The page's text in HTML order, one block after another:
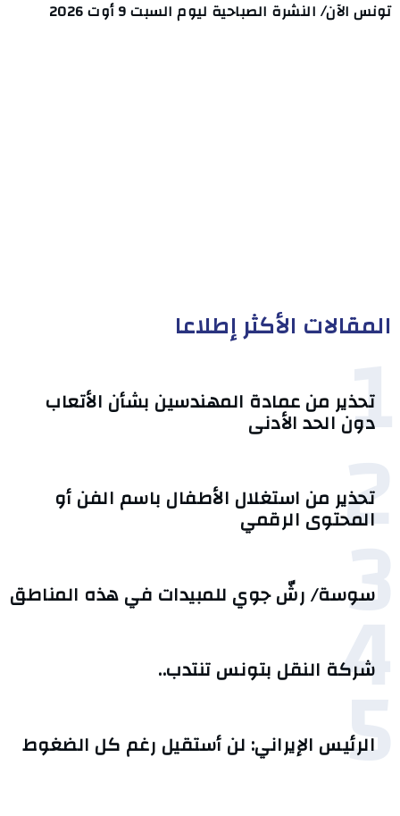
تونس الآن/ النشرة الصباحية ليوم السبت 9 أوت 2026
المقالات الأكثر إطلاعا
1
تحذير من عمادة المهندسين بشأن الأتعاب
دون الحد الأدنى
2
تحذير من استغلال الأطفال باسم الفن أو
المحتوى الرقمي
3
سوسة/ رشّ جوي للمبيدات في هذه المناطق
4
شركة النقل بتونس تنتدب..
5
الرئيس الإيراني: لن أستقيل رغم كل الضغوط